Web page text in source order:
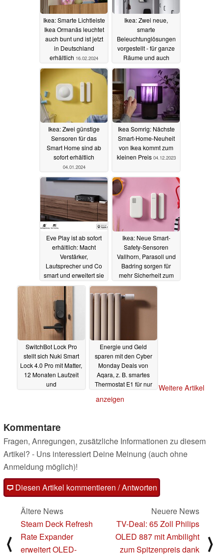
Ikea: Smarte Lichtleiste
Ikea Ormanäs leuchtet
auch bunt und ist jetzt
in Deutschland
erhältlich 16.02.2024
Ikea: Zwei neue,
smarte
Beleuchtunglösungen
vorgestellt - für ganze
Räume und auch
situative Beleuchtung
06.01.2024
Ikea: Zwei günstige
Sensoren für das
Smart Home sind ab
sofort erhältlich
04.01.2024
Ikea Somrig: Nächste
Smart-Home-Neuheit
von Ikea kommt zum
kleinen Preis 04.12.2023
Eve Play ist ab sofort
erhältlich: Macht
Verstärker,
Lautsprecher und Co
smart und erweitert sie
um AirPlay 2
30.11.2023
Ikea: Neue Smart-
Safety-Sensoren
Vallhorn, Parasoll und
Badring sorgen für
mehr Sicherheit zum
kleinen Preis28.11.2023
SwitchBot Lock Pro
stellt sich Nuki Smart
Lock 4.0 Pro mit Matter,
12 Monaten Laufzeit
und
Energie und Geld
sparen mit den Cyber
Monday Deals von
Aqara, z. B. smartes
Thermostat E1 für nur
27.11.2023
Weitere Artikel
anzeigen
Kommentare
Fragen, Anregungen, zusätzliche Informationen zu diesem
Artikel? - Uns interessiert Deine Meinung (auch ohne
Anmeldung möglich)!
Diesen Artikel kommentieren / Antworten
⟨
Ältere News
Steam Deck Refresh
Rate Expander
erweitert OLED-
Neuere News
TV-Deal: 65 Zoll Philips
OLED 887 mit Ambilight
zum Spitzenpreis dank
⟩